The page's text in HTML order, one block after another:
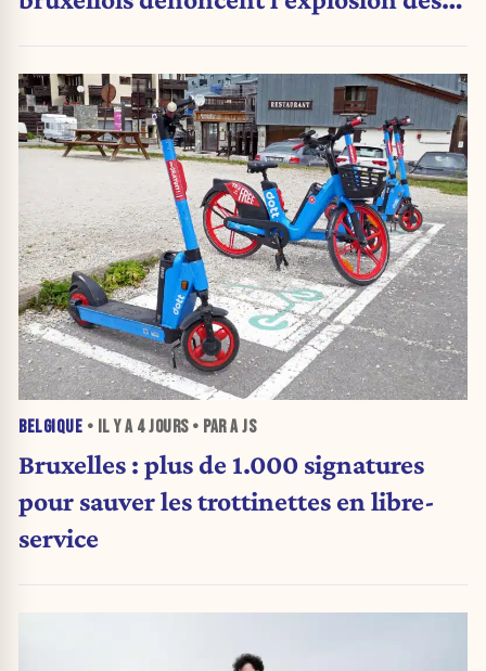
BELGIQUE • IL Y A 4 JOURS• PAR A JS
Bruxelles : plus de 1.000 signatures
pour sauver les trottinettes en libre-
service